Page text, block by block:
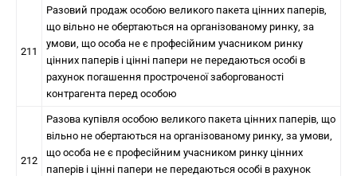
211
Разовий продаж особою великого пакета цінних паперів,
що вільно не обертаються на організованому ринку, за
умови, що особа не є професійним учасником ринку
цінних паперів і цінні папери не передаються особі в
рахунок погашення простроченої заборгованості
контрагента перед особою
212
Разова купівля особою великого пакета цінних паперів, що
вільно не обертаються на організованому ринку, за умови,
що особа не є професійним учасником ринку цінних
паперів і цінні папери не передаються особі в рахунок